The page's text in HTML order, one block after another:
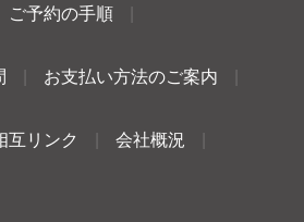
ご予約の手順
お支払い方法のご案内
互リンク 会社概況